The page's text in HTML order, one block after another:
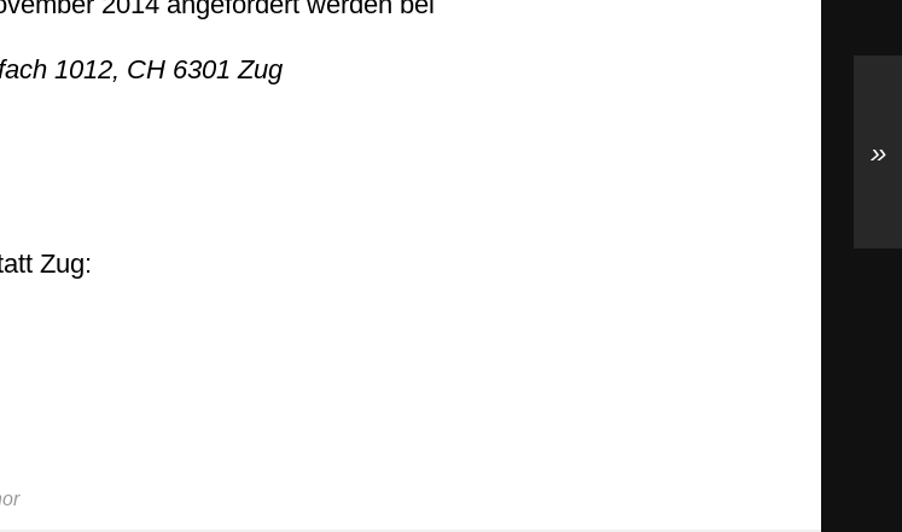
1012, CH 6301 Zug
Zug:
»